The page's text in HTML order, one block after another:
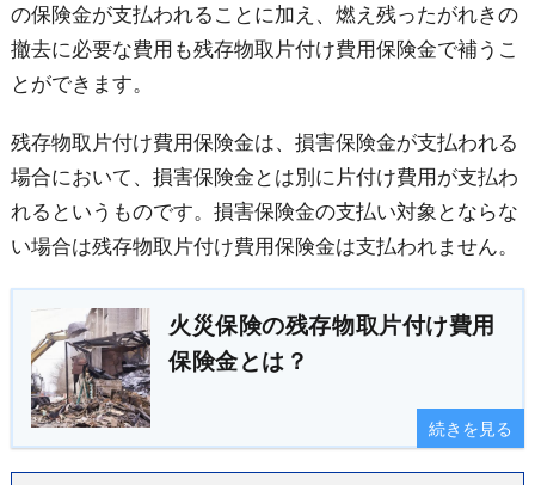
の保険金が支払われることに加え、燃え残ったがれきの
撤去に必要な費用も残存物取片付け費用保険金で補うこ
とができます。
残存物取片付け費用保険金は、損害保険金が支払われる
場合において、損害保険金とは別に片付け費用が支払わ
れるというものです。損害保険金の支払い対象とならな
い場合は残存物取片付け費用保険金は支払われません。
火災保険の残存物取片付け費用
保険金とは？
続きを見る